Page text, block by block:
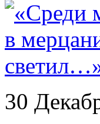
30